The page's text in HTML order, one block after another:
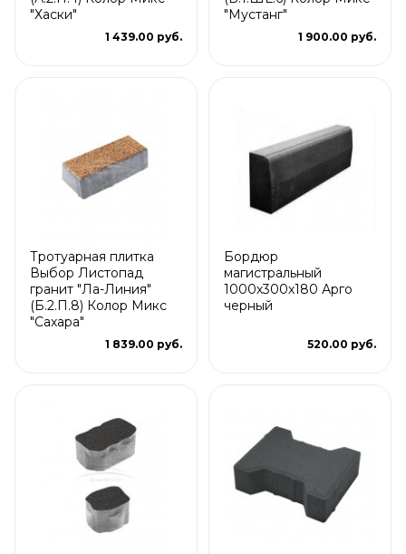
"Хаски"
1 439.00 руб.
"Мустанг"
1 900.00 руб.
Тротуарная плитка
Выбор Листопад
гранит "Ла-Линия"
(Б.2.П.8) Колор Микс
"Сахара"
1 839.00 руб.
Бордюр
магистральный
1000х300х180 Арго
черный
520.00 руб.